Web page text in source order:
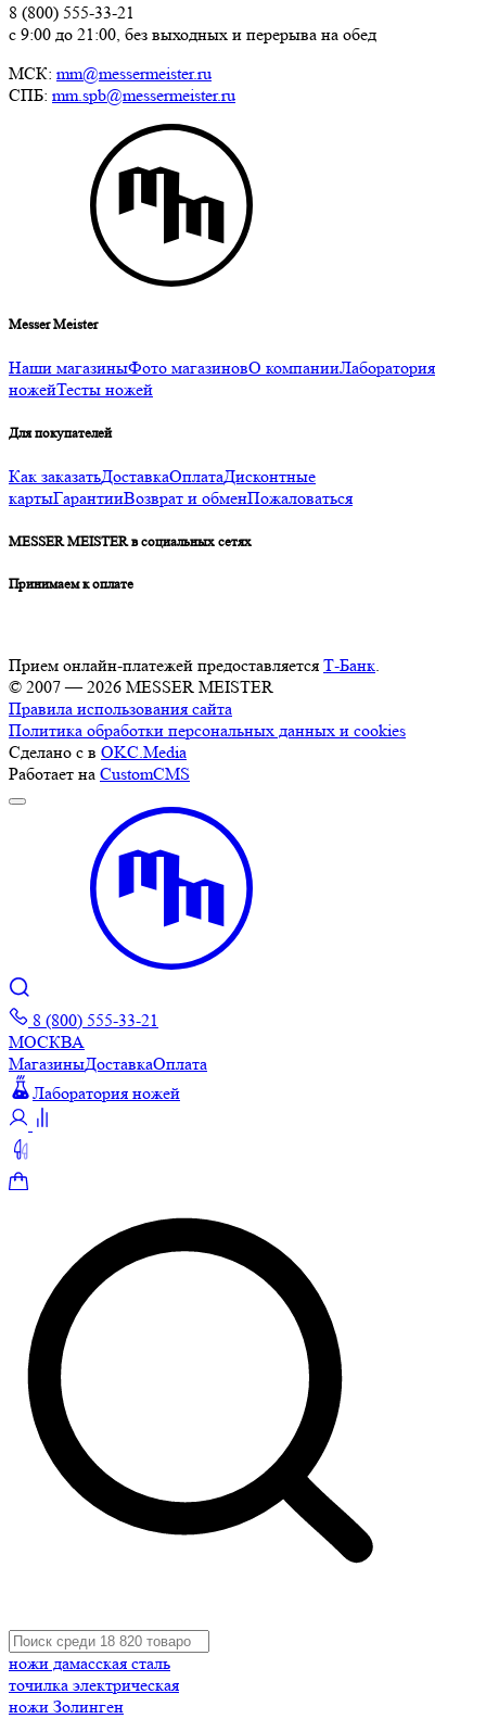
8 (800) 555-33-21
с 9:00 до 21:00, без выходных и перерыва на обед
МСК: mm@messermeister.ru
СПБ: mm.spb@messermeister.ru
Messer Meister
Наши магазиныФото магазиновО компанииЛаборатория
ножейТесты ножей
Для покупателей
Как заказатьДоставкаОплатаДисконтные
картыГарантииВозврат и обменПожаловаться
MESSER MEISTER в социальных сетях
Принимаем к оплате
Прием онлайн-платежей предоставляется Т-Банк
© 2007 — 2026 MESSER MEISTER
Правила использования сайта
Политика обработки персональных данных и cookies
Сделано с в OKC.Media
Работает на CustomCMS
8 (800) 555-33-21
МОСКВА
МагазиныДоставкаОплата
Лаборатория ножей
ножи дамасская сталь
точилка электрическая
ножи Золинген